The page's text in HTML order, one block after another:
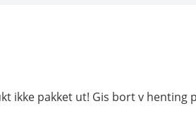
ikke pakket ut! Gis bort v henting